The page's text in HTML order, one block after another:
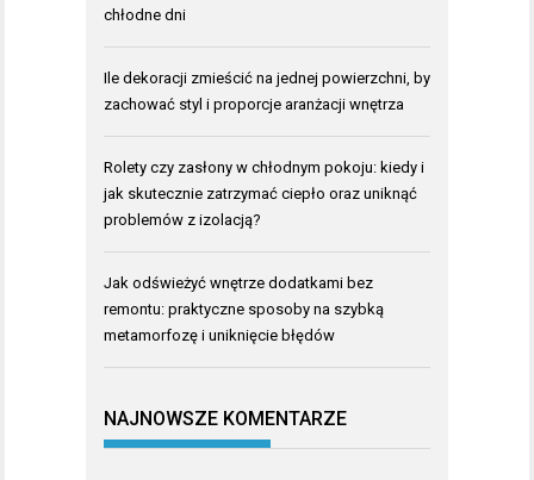
chłodne dni
Ile dekoracji zmieścić na jednej powierzchni, by
zachować styl i proporcje aranżacji wnętrza
Rolety czy zasłony w chłodnym pokoju: kiedy i
jak skutecznie zatrzymać ciepło oraz uniknąć
problemów z izolacją?
Jak odświeżyć wnętrze dodatkami bez
remontu: praktyczne sposoby na szybką
metamorfozę i uniknięcie błędów
NAJNOWSZE KOMENTARZE